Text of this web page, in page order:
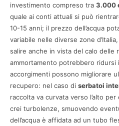
investimento compreso tra 3.000
quale ai conti attuali si può
10-15 anni; il prezzo dell’acqua
variabile nelle diverse zone
salire anche in vista del calo delle
ammortamento potrebbero ridursi
accorgimenti possono migliorare
recupero: nel caso di serbatoi
raccolta va curvata verso l’alto
crei turbolenze, smuovendo
dell’acqua è affidata ad un tubo